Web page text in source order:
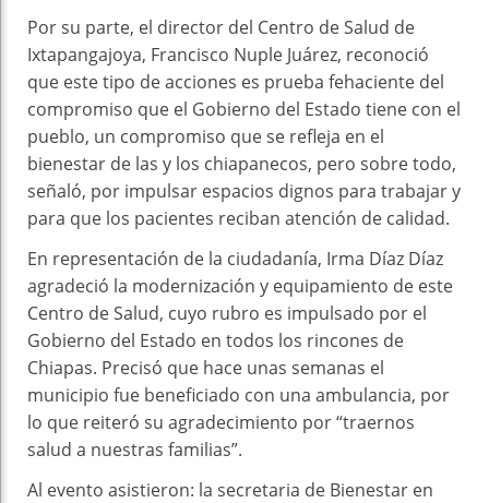
Por su parte, el director del Centro de Salud de
Ixtapangajoya, Francisco Nuple Juárez, reconoció
que este tipo de acciones es prueba fehaciente del
compromiso que el Gobierno del Estado tiene con el
pueblo, un compromiso que se refleja en el
bienestar de las y los chiapanecos, pero sobre todo,
señaló, por impulsar espacios dignos para trabajar y
para que los pacientes reciban atención de calidad.
En representación de la ciudadanía, Irma Díaz Díaz
agradeció la modernización y equipamiento de este
Centro de Salud, cuyo rubro es impulsado por el
Gobierno del Estado en todos los rincones de
Chiapas. Precisó que hace unas semanas el
municipio fue beneficiado con una ambulancia, por
lo que reiteró su agradecimiento por “traernos
salud a nuestras familias”.
Al evento asistieron: la secretaria de Bienestar en